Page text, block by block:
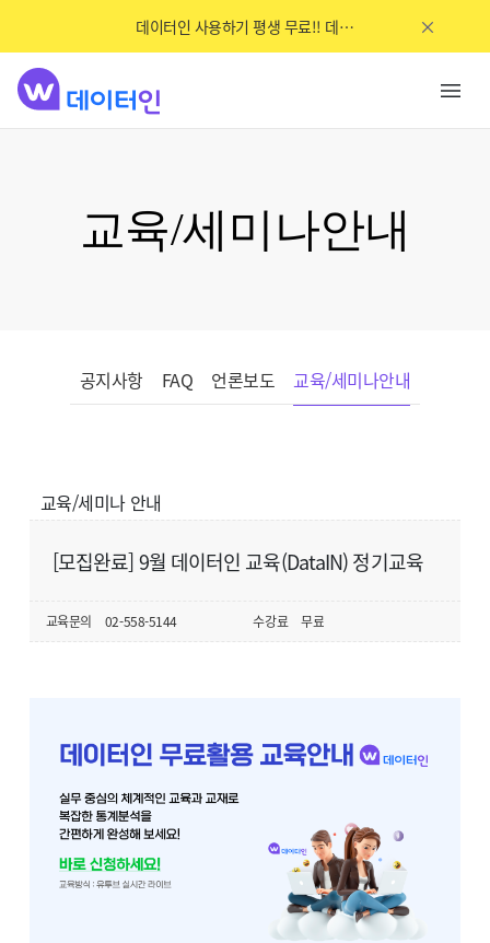
데이터인 사용하기 평생 무료!! 데이터인이 새롭게 OPEN했어요~
교육/세미나안내
공지사항 FAQ 언론보도 교육/세미나안내
교육/세미나 안내
[모집완료] 9월 데이터인 교육(DataIN) 정기교육
교육문의 02-558-5144 수강료 무료